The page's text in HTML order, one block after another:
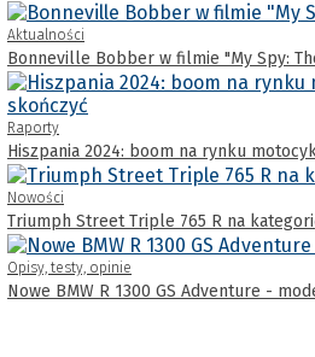
Aktualności
Bonneville Bobber w filmie "My Spy:
Raporty
Hiszpania 2024: boom na rynku
Nowości
Triumph Street Triple 765 R na
Opisy, testy, opinie
Nowe BMW R 1300 GS Adventure -